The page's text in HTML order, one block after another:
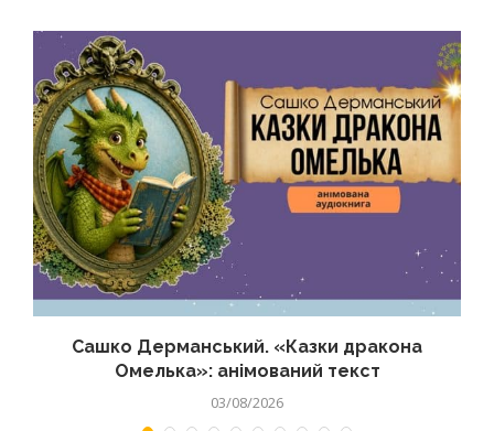
Сашко Дерманський. «Казки дракона
Омелька»: анімований текст
03/08/2026